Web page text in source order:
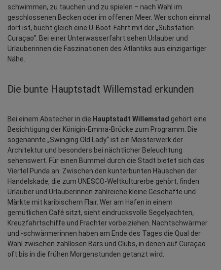
schwimmen, zu tauchen und zu spielen – nach Wahl im
geschlossenen Becken oder im offenen Meer. Wer schon einmal
dort ist, bucht gleich eine U-Boot-Fahrt mit der „Substation
Curaçao“. Bei einer Unterwasserfahrt sehen Urlauber und
Urlauberinnen die Faszinationen des Atlantiks aus einzigartiger
Nähe.
Die bunte Hauptstadt Willemstad erkunden
Bei einem Abstecher in die Hauptstadt Willemstad gehört eine
Besichtigung der Königin-Emma-Brücke zum Programm. Die
sogenannte „Swinging Old Lady“ ist ein Meisterwerk der
Architektur und besonders bei nächtlicher Beleuchtung
sehenswert. Für einen Bummel durch die Stadt bietet sich das
Viertel Punda an: Zwischen den kunterbunten Häuschen der
Handelskade, die zum UNESCO-Weltkulturerbe gehört, finden
Urlauber und Urlauberinnen zahlreiche kleine Geschäfte und
Märkte mit karibischem Flair. Wer am Hafen in einem
gemütlichen Café sitzt, sieht eindrucksvolle Segelyachten,
Kreuzfahrtschiffe und Frachter vorbeiziehen. Nachtschwärmer
und -schwärmerinnen haben am Ende des Tages die Qual der
Wahl zwischen zahllosen Bars und Clubs, in denen auf Curaçao
oft bis in die frühen Morgenstunden getanzt wird.